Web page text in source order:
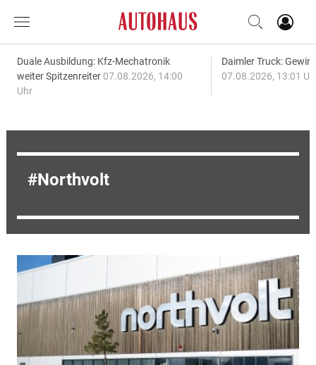
Duale Ausbildung: Kfz-Mechatronik
weiter Spitzenreiter 07.08.2026, 14:00
Uhr
Daimler Truck:
07.08.2026, 13:01
Northvolt